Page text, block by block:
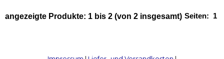
Seiten: 1
angezeigte Produkte: 1 bis 2 (von 2 insgesamt)